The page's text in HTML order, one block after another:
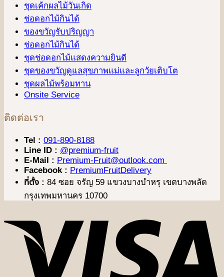
ชุดเค้กผลไม้วันเกิด
ช่อดอกไม้กินได้
ของขวัญรับปริญญา
ช่อดอกไม้กินได้
ชุดช่อดอกไม้แสดงความยินดี
ชุดของขวัญดูแลสุขภาพแม่และลูกวัยเติบโต
ชุดผลไม้พร้อมทาน
Onsite Service
ติดต่อเรา
Tel : 091-890-8188
Line ID : @premium-fruit
E-Mail : Premium-Fruit@outlook.com
Facebook : PremiumFruitDelivery
ที่ตั้ง : 84 ซอย จรัญ 59 แขวงบางบำหรุ เขตบางพลัด
กรุงเทพมหานคร 10700